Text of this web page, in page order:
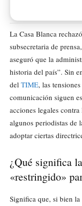
La Casa Blanca
subsecretaria de
aseguró que la
historia del país”. Sin
del TIME, las
comunicación siguen
acciones legales
algunos periodistas de
adoptar ciertas
¿Qué significa
«restringido»
Significa que, si bien